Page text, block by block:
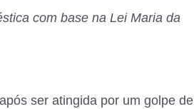
com base na Lei Maria da
ser atingida por um golpe de